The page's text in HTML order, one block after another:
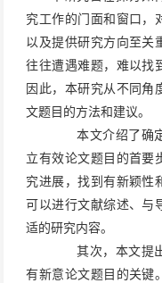
究工作的门面和窗口，
以及提供研究方向至关
往往遭遇难题，难以找
因此，本研究从不同角
文题目的方法和建议。
本文介绍了确定
立有效论文题目的首要
究进展，找到有新颖性
可以进行文献综述、与
适的研究内容。
其次，本文提出
有新意论文题目的关键